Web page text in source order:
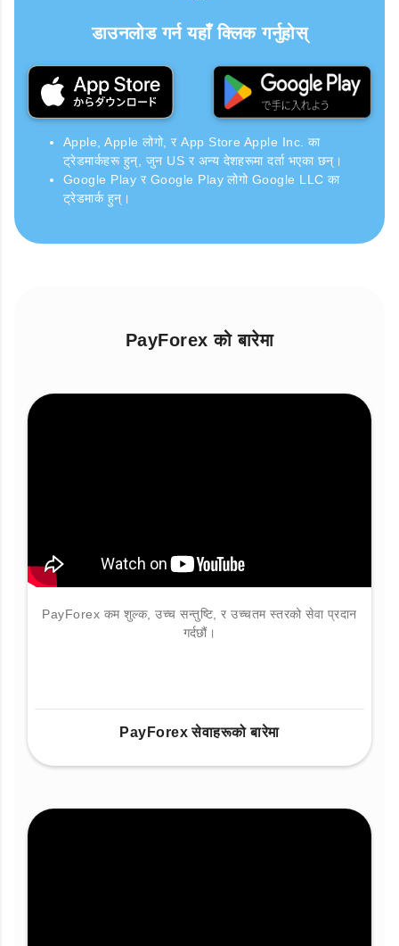
डाउनलोड गर्न यहाँ क्लिक गर्नुहोस्
Apple, Apple लोगो, र App Store Apple Inc. का
ट्रेडमार्कहरू हुन्, जुन US र अन्य देशहरूमा दर्ता भएका छन्।
Google Play र Google Play लोगो Google LLC का
ट्रेडमार्क हुन्।
PayForex को बारेमा
PayForex कम शुल्क, उच्च सन्तुष्टि, र उच्चतम स्तरको सेवा प्रदान
गर्दछौं।
PayForex सेवाहरूको बारेमा